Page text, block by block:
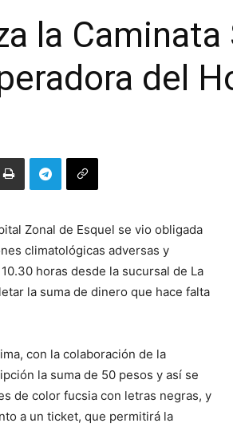
la Caminata
del
Zonal de Esquel se vio obligada
climatológicas adversas y
horas desde la sucursal de La
la suma de dinero que hace falta
con la colaboración de la
la suma de 50 pesos y así se
de color fucsia con letras negras, y
a un ticket, que permitirá la